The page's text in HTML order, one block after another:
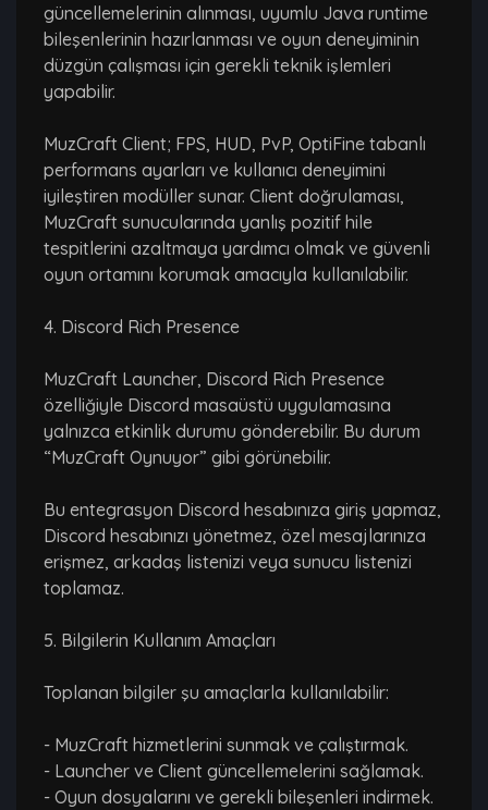
güncellemelerinin alınması, uyumlu Java runtime
bileşenlerinin hazırlanması ve oyun deneyiminin
düzgün çalışması için gerekli teknik işlemleri
yapabilir.
MuzCraft Client; FPS, HUD, PvP, OptiFine tabanlı
performans ayarları ve kullanıcı deneyimini
iyileştiren modüller sunar. Client doğrulaması,
MuzCraft sunucularında yanlış pozitif hile
tespitlerini azaltmaya yardımcı olmak ve güvenli
oyun ortamını korumak amacıyla kullanılabilir.
4. Discord Rich Presence
MuzCraft Launcher, Discord Rich Presence
özelliğiyle Discord masaüstü uygulamasına
yalnızca etkinlik durumu gönderebilir. Bu durum
“MuzCraft Oynuyor” gibi görünebilir.
Bu entegrasyon Discord hesabınıza giriş yapmaz,
Discord hesabınızı yönetmez, özel mesajlarınıza
erişmez, arkadaş listenizi veya sunucu listenizi
toplamaz.
5. Bilgilerin Kullanım Amaçları
Toplanan bilgiler şu amaçlarla kullanılabilir:
- MuzCraft hizmetlerini sunmak ve çalıştırmak.
- Launcher ve Client güncellemelerini sağlamak.
- Oyun dosyalarını ve gerekli bileşenleri indirmek.